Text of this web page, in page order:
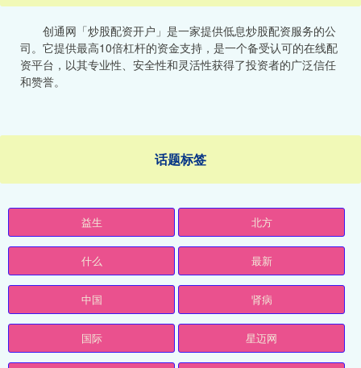
创通网「炒股配资开户」是一家提供低息炒股配资服务的公
司。它提供最高10倍杠杆的资金支持，是一个备受认可的在线配
资平台，以其专业性、安全性和灵活性获得了投资者的广泛信任
和赞誉。
话题标签
益生 北方
什么 最新
中国 肾病
国际 星迈网